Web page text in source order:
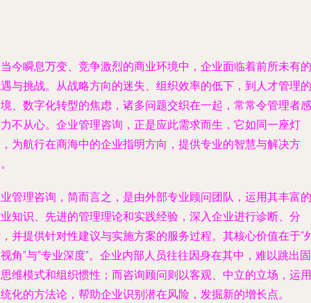
今瞬息万变、竞争激烈的商业环境中，企业面临着前所未有的
与挑战。从战略方向的迷失、组织效率的低下，到人才管理的
、数字化转型的焦虑，诸多问题交织在一起，常常令管理者感
不从心。企业管理咨询，正是应此需求而生，它如同一座灯
为航行在商海中的企业指明方向，提供专业的智慧与解决方
管理咨询，简而言之，是由外部专业顾问团队，运用其丰富的
知识、先进的管理理论和实践经验，深入企业进行诊断、分
并提供针对性建议与实施方案的服务过程。其核心价值在于“
角”与“专业深度”。企业内部人员往往因身在其中，难以跳出固
维模式和组织惯性；而咨询顾问则以客观、中立的立场，运用
化的方法论，帮助企业识别潜在风险，发掘新的增长点。